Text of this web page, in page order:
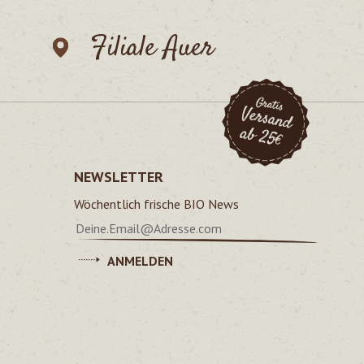
Filiale Auer
NEWSLETTER
Wöchentlich frische BIO News
ANMELDEN